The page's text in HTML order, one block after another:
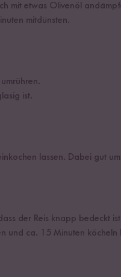
mit etwas Olivenöl
mitdünsten.
ist.
lassen. Dabei gut
der Reis knapp bedeckt
und ca. 15 Minuten köcheln